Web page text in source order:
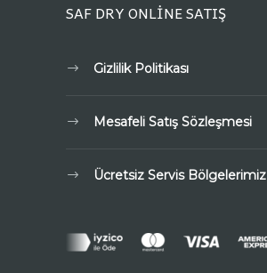
SAF DRY ONLİNE SATIŞ
Gizlilik Politikası
Mesafeli Satış Sözleşmesi
Ücretsiz Servis Bölgelerimiz